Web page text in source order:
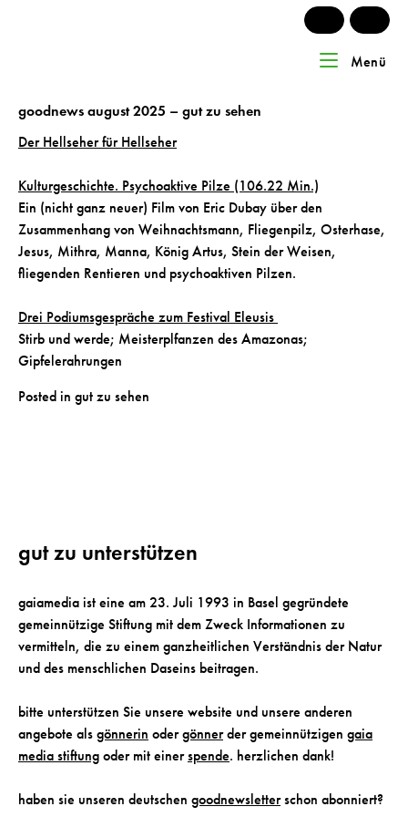
Menü
goodnews august 2025 – gut zu sehen
Der Hellseher für Hellseher
Kulturgeschichte. Psychoaktive Pilze (106.22 Min.)
Ein (nicht ganz neuer) Film von Eric Dubay über den
Zusammenhang von Weihnachtsmann, Fliegenpilz, Osterhase,
Jesus, Mithra, Manna, König Artus, Stein der Weisen,
fliegenden Rentieren und psychoaktiven Pilzen.
Drei Podiumsgespräche zum Festival Eleusis
Stirb und werde; Meisterplfanzen des Amazonas;
Gipfelerahrungen
Posted in gut zu sehen
gut zu unterstützen
gaiamedia ist eine am 23. Juli 1993 in Basel gegründete
gemeinnützige Stiftung mit dem Zweck Informationen zu
vermitteln, die zu einem ganzheitlichen Verständnis der Natur
und des menschlichen Daseins beitragen.
bitte unterstützen Sie unsere website und unsere anderen
angebote als gönnerin odergönnerder gemeinnützigen gaia
media stiftung oder mit einerspende. herzlichen dank!
haben sie unseren deutschen goodnewsletterschon abonniert?